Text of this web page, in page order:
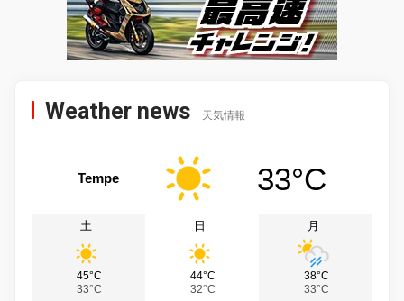
Weather news 天気情報
Tempe 33°C
土
45°C
33°C
日
44°C
32°C
月
38°C
33°C